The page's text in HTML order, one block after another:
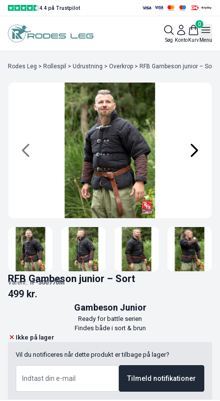
4.4 på Trustpilot
Søg Konto
0
KurvMenu
Rodes Leg > Rollespil > Udrustning > Overkrop > RFB Gambeson junior – Sort
RFB Gambeson junior – Sort
Varenr.:IF-300770M
499 kr.
Gambeson Junior
Ready for battle serien
Findes både i sort & brun
Ikke på lager
Vil du notificeres når dette produkt er tilbage på lager?
Tilmeld notifikationer